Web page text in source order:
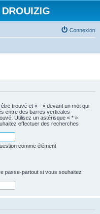
Connexion
trouvé et « - » devant un mot qui
entre des barres verticales
Utilisez un astérisque « * »
effectuer des recherches
comme élément
passe-partout si vous souhaitez